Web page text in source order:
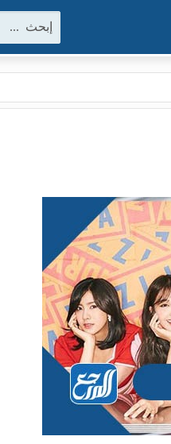
البحث: